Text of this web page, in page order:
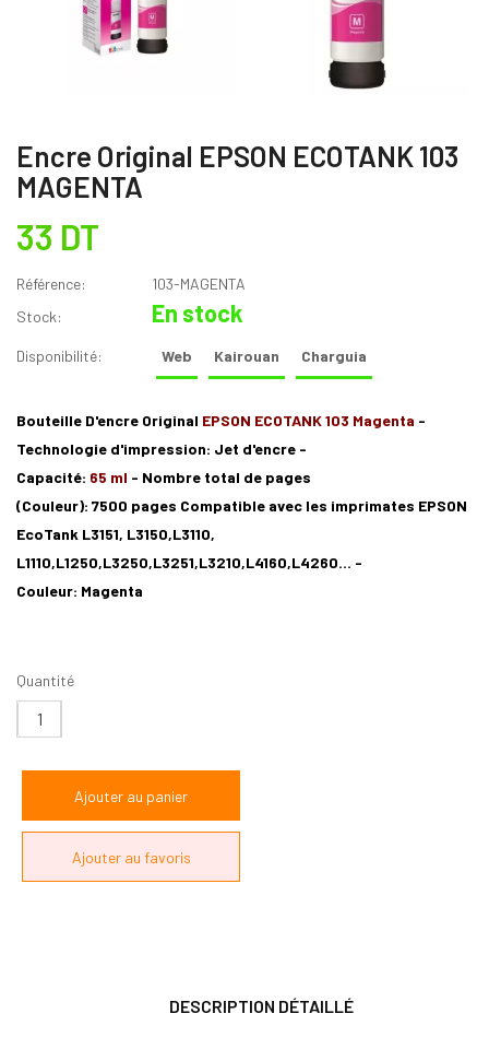
Encre Original EPSON ECOTANK 103
MAGENTA
33 DT
Référence:
103-MAGENTA
Stock:
En stock
Disponibilité: Web Kairouan Charguia
Bouteille D'encre Original EPSON ECOTANK 103 Magenta -
Technologie d'impression: Jet d'encre -
Capacité: 65 ml - Nombre total de pages
(Couleur): 7500 pages Compatible avec les imprimates EPSON
EcoTank L3151, L3150,L3110,
L1110,L1250,L3250,L3251,L3210,L4160,L4260... -
Couleur: Magenta
Quantité
DESCRIPTION DÉTAILLÉ